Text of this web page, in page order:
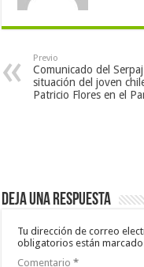
Previo
Comunicado del
situación del joven
Patricio Flores en el
Deja una respuesta
Tu dirección de correo
obligatorios están
Comentario*